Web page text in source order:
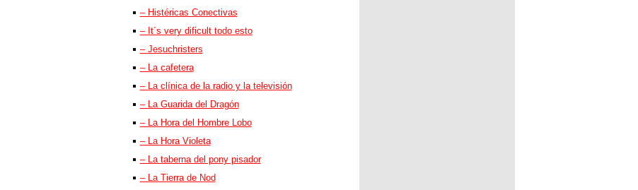
– Histéricas Conectivas
– It´s very dificult todo esto
– Jesuchristers
– La cafetera
– La clínica de la radio y la televisión
– La Guarida del Dragón
– La Hora del Hombre Lobo
– La Hora Violeta
– La taberna del pony pisador
– La Tierra de Nod